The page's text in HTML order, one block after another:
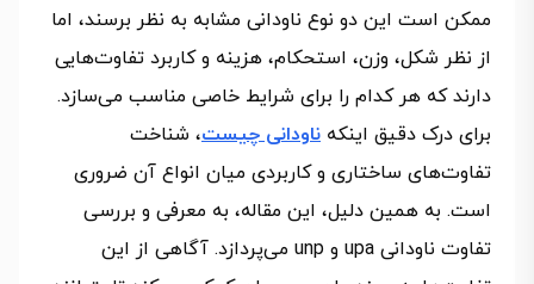
ممکن است این دو نوع ناودانی مشابه به نظر برسند، اما
از نظر شکل، وزن، استحکام، هزینه و کاربرد تفاوت‌هایی
دارند که هر کدام را برای شرایط خاصی مناسب می‌سازد.
برای درک دقیق اینکه ناودانی چیست، شناخت
تفاوت‌های ساختاری و کاربردی میان انواع آن ضروری
است. به همین دلیل، این مقاله، به معرفی و بررسی
تفاوت ناودانی upa و unp می‌پردازد. آگاهی از این